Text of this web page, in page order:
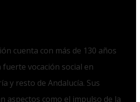
cuenta con más de 130 años
vocación social en
y resto de Andalucía. Sus
aspectos como el impulso de la